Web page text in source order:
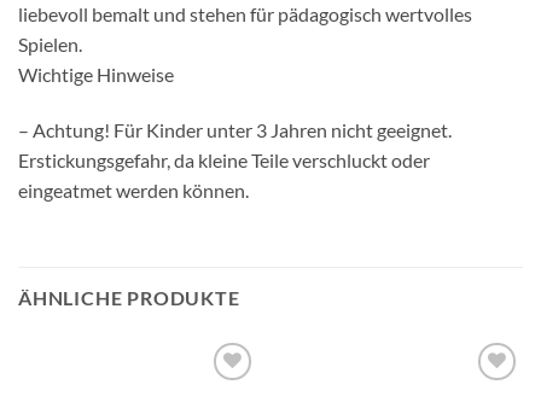
liebevoll bemalt und stehen für pädagogisch wertvolles
Spielen.
Wichtige Hinweise
– Achtung! Für Kinder unter 3 Jahren nicht geeignet.
Erstickungsgefahr, da kleine Teile verschluckt oder
eingeatmet werden können.
ÄHNLICHE PRODUKTE